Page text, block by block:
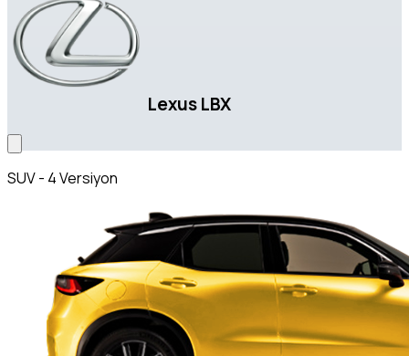
Lexus LBX
SUV - 4 Versiyon